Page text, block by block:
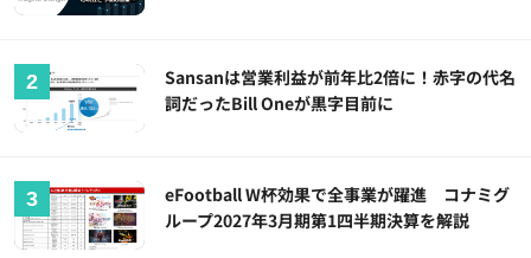
Sansanは営業利益が前年比2倍に！赤字の代名
詞だったBill Oneが黒字目前に
eFootball W杯効果で全事業が躍進 コナミグ
ループ2027年3月期第1四半期決算を解説